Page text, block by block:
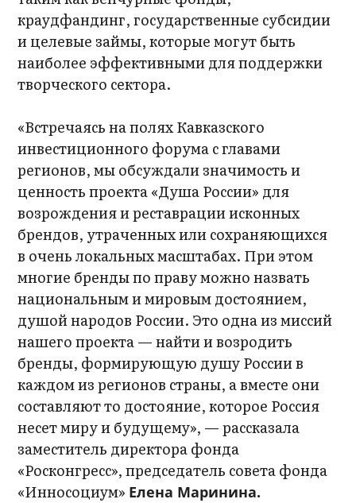
краудфандинг, государственные субсидии
и целевые займы, которые могут быть
наиболее эффективными для поддержки
творческого сектора.
«Встречаясь на полях Кавказского
инвестиционного форума с главами
регионов, мы обсуждали значимость и
ценность проекта «Душа России» для
возрождения и реставрации исконных
брендов, утраченных или сохраняющихся
в очень локальных масштабах. При этом
многие бренды по праву можно назвать
национальным и мировым достоянием,
душой народов России. Это одна из миссий
нашего проекта — найти и возродить
бренды, формирующую душу России в
каждом из регионов страны, а вместе они
составляют то достояние, которое Россия
несет миру и будущему», — рассказала
заместитель директора фонда
«Росконгресс», председатель совета фонда
«Инносоциум» Елена Маринина.